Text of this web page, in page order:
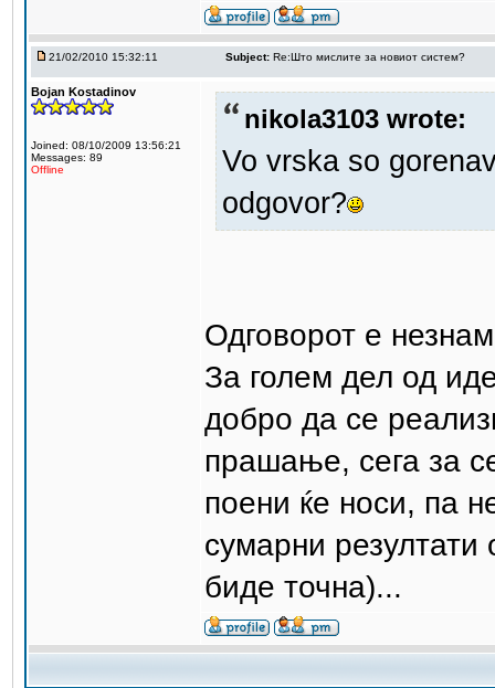
21/02/2010 15:32:11 Subject: Re:Што мислите за новиот систем?
Bojan Kostadinov
Joined: 08/10/2009 13:56:21
Messages: 89
Offline
nikola3103 wrote:
Vo vrska so
odgovor?
Одговорот е
За голем дел од
добро да се
прашање, сега за
поени ќе носи, па
сумарни
биде точна)...